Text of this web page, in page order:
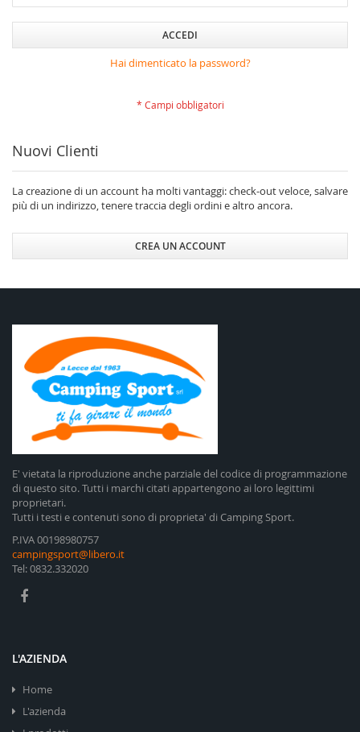
ACCEDI
Hai dimenticato la password?
Nuovi Clienti
La creazione di un account ha molti vantaggi: check-out veloce, salvare
più di un indirizzo, tenere traccia degli ordini e altro ancora.
CREA UN ACCOUNT
E' vietata la riproduzione anche parziale del codice di programmazione
di questo sito. Tutti i marchi citati appartengono ai loro legittimi
proprietari.
Tutti i testi e contenuti sono di proprieta' di Camping Sport.
P.IVA 00198980757
campingsport@libero.it
Tel: 0832.332020
L'AZIENDA
Home
L'azienda